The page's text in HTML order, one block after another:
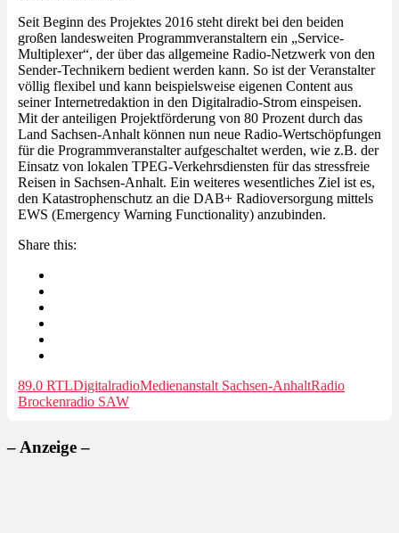
Seit Beginn des Projektes 2016 steht direkt bei den beiden
großen landesweiten Programmveranstaltern ein „Service-
Multiplexer“, der über das allgemeine Radio-Netzwerk von den
Sender-Technikern bedient werden kann. So ist der Veranstalter
völlig flexibel und kann beispielsweise eigenen Content aus
seiner Internetredaktion in den Digitalradio-Strom einspeisen.
Mit der anteiligen Projektförderung von 80 Prozent durch das
Land Sachsen-Anhalt können nun neue Radio-Wertschöpfungen
für die Programmveranstalter aufgeschaltet werden, wie z.B. der
Einsatz von lokalen TPEG-Verkehrsdiensten für das stressfreie
Reisen in Sachsen-Anhalt. Ein weiteres wesentliches Ziel ist es,
den Katastrophenschutz an die DAB+ Radioversorgung mittels
EWS (Emergency Warning Functionality) anzubinden.
Share this:
89.0 RTLDigitalradioMedienanstalt Sachsen-AnhaltRadio
Brockenradio SAW
– Anzeige –